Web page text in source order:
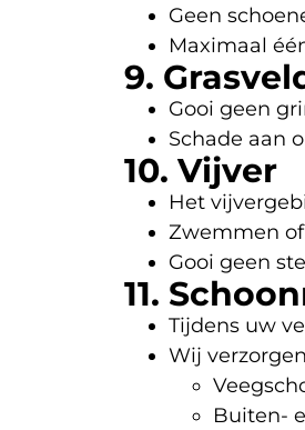
Geen
Maximaal
9.
Gooi geen
Schade aan
10. Vijver
Het
Zwemmen
Gooi geen
11.
Tijdens uw
Wij
Buiten-